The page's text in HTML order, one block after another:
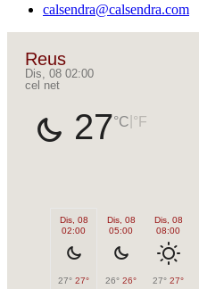
calsendra@calsendra.com
Reus
Dis, 08 02:00
cel net
27°C °F
Dis, 08
02:00
27° 27°
Dis, 08
05:00
26° 26°
Dis, 08
08:00
27° 27°